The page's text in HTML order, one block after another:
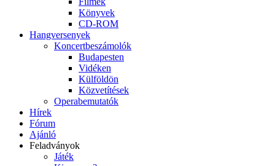
Könyvek
CD-ROM
Hangversenyek
Koncertbeszámolók
Budapesten
Vidéken
Külföldön
Közvetítések
Operabemutatók
Hírek
Fórum
Ajánló
Feladványok
Játék